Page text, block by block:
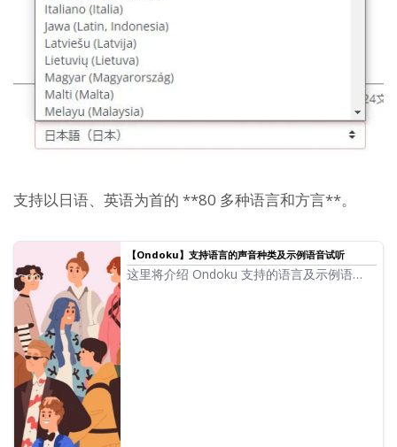
支持以日语、英语为首的 **80 多种语言和方言**。
【Ondoku】支持语言的声音种类及示例语音试听
这里将介绍 Ondoku 支持的语言及示例语